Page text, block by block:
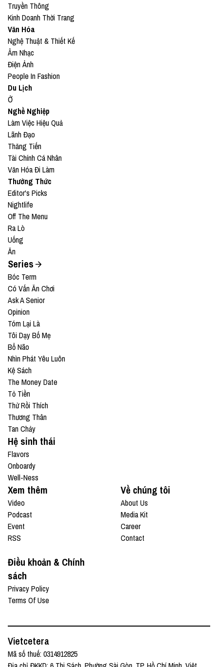
Truyền Thông
Kinh Doanh Thời Trang
Văn Hóa
Nghệ Thuật & Thiết Kế
Âm Nhạc
Điện Ảnh
People In Fashion
Du Lịch
Ở
Nghề Nghiệp
Làm Việc Hiệu Quả
Lãnh Đạo
Thăng Tiến
Tài Chính Cá Nhân
Văn Hóa Đi Làm
Thưởng Thức
Editor's Picks
Nightlife
Off The Menu
Ra Lò
Uống
Ăn
Series
Bóc Term
Có Vấn Ăn Chơi
Ask A Senior
Opinion
Tóm Lại Là
Tôi Dạy Bố Mẹ
Bổ Não
Nhìn Phát Yêu Luôn
Kệ Sách
The Money Date
Tỏ Tiền
Thử Rồi Thích
Thương Thân
Tan Chảy
Hệ sinh thái
Flavors
Onboardy
Well-Ness
Xem thêm
Video
Podcast
Event
RSS
Về chúng tôi
About Us
Media Kit
Career
Contact
Điều khoản & Chính
sách
Privacy Policy
Terms Of Use
Vietcetera
Mã số thuế: 0314912825